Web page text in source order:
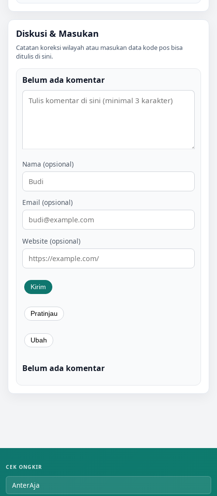
Diskusi & Masukan
Catatan koreksi wilayah atau masukan data kode pos bisa
ditulis di sini.
Belum ada komentar
Nama (opsional)
Email (opsional)
Website (opsional)
Belum ada komentar
CEK ONGKIR
AnterAja